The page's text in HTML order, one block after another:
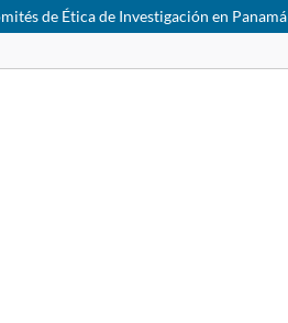
de Ética de Investigación en Panamá